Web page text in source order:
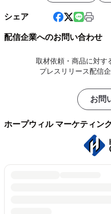
シェア
配信企業へのお問い合わせ
取材依頼・商品に対す
プレスリリース配信
お問
ホープウィル マーケティン